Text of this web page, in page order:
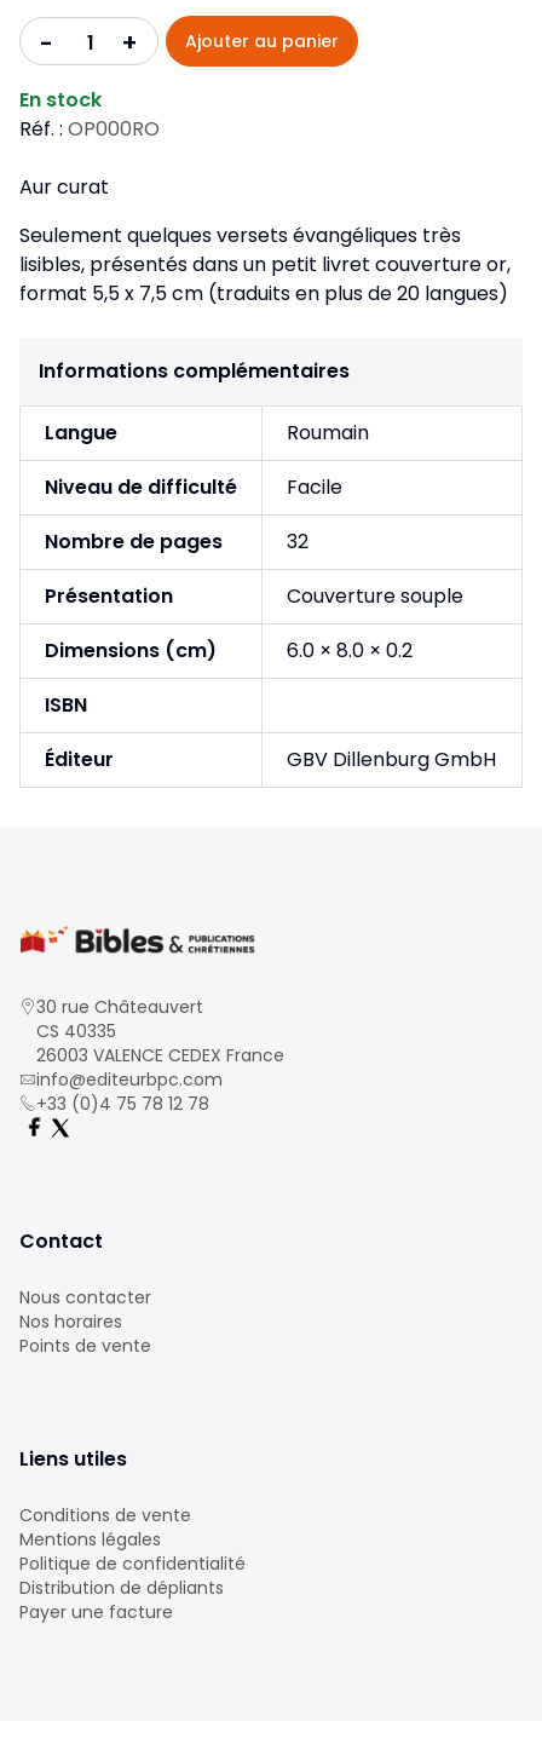
- + Ajouter au panier
En stock
Réf. : OP000RO
Aur curat
Seulement quelques versets évangéliques très
lisibles, présentés dans un petit livret couverture or,
format 5,5 x 7,5 cm (traduits en plus de 20 langues)
Informations complémentaires
Langue
Roumain
Niveau de difficulté
Facile
Nombre de pages
32
Présentation
Couverture souple
Dimensions (cm)
6.0 × 8.0 × 0.2
ISBN
Éditeur
GBV Dillenburg GmbH
30 rue Châteauvert
CS 40335
26003 VALENCE CEDEX France
info@editeurbpc.com
+33 (0)4 75 78 12 78
Contact
Nous contacter
Nos horaires
Points de vente
Liens utiles
Conditions de vente
Mentions légales
Politique de confidentialité
Distribution de dépliants
Payer une facture